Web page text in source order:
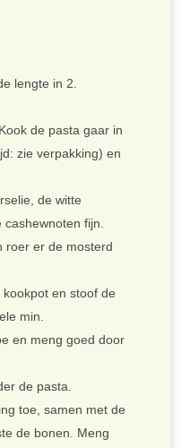
lengte in 2.
de pasta gaar in
zie verpakking) en
de witte
fijn.
roer er de mosterd
en stoof de
min.
en meng goed door
de pasta.
toe, samen met de
de bonen. Meng